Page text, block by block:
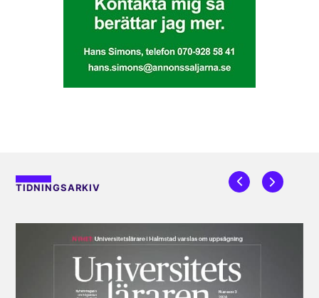
TIDNINGSARKIV